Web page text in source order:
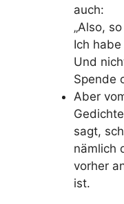
auch:
„Also,
Ich
Und
Spende
Aber
sagt,
nämlich
vorher
ist.